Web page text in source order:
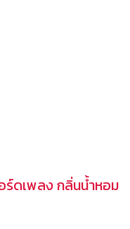
ร์ดเพลง กลิ่นน้ำหอม